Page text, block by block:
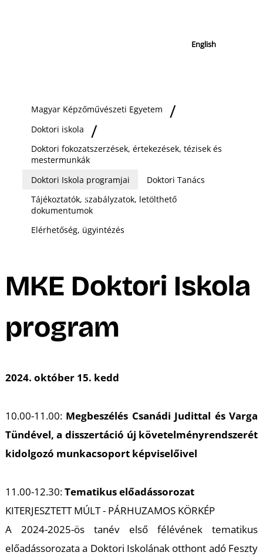
English
Magyar Képzőművészeti Egyetem
Doktori iskola
Doktori fokozatszerzések, értekezések, tézisek és
mestermunkák
Doktori Iskola programjai
Doktori Tanács
Tájékoztatók, szabályzatok, letölthető
dokumentumok
Elérhetőség, ügyintézés
MKE Doktori Iskola
program
2024. október 15. kedd
10.00-11.00: Megbeszélés Csanádi Judittal és Varga
Tündével, a disszertáció új követelményrendszerét
kidolgozó munkacsoport képviselőivel
11.00-12.30:Tematikus előadássorozat
KITERJESZTETT MÚLT - PÁRHUZAMOS KÖRKÉP
A 2024-2025-ös tanév első félévének tematikus
előadássorozata a Doktori Iskolának otthont adó Feszty